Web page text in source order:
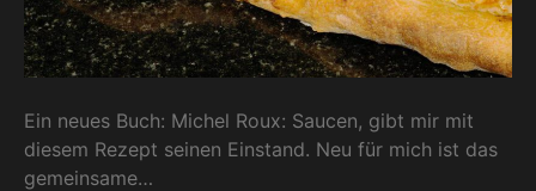
Ein neues Buch: Michel Roux: Saucen, gibt mir mit
diesem Rezept seinen Einstand. Neu für mich ist das
gemeinsame…